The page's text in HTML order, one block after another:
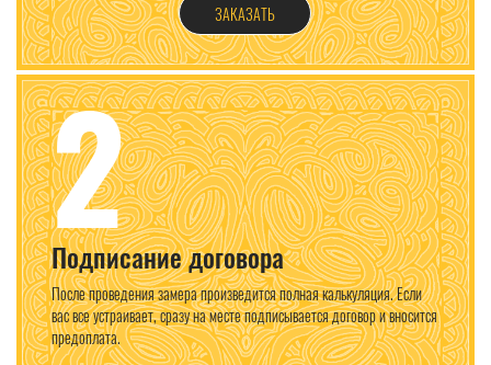
ЗАКАЗАТЬ
2
Подписание договора
После проведения замера произведится полная калькуляция. Если
вас все устраивает, сразу на месте подписывается договор и вносится
предоплата.